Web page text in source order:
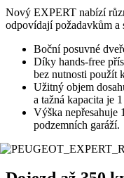
Nový EXPERT nabízí
odpovídají požadavkům a
Boční posuvné
Díky hands-free
bez nutnosti použít
Užitný objem
a tažná kapacita je
Výška nepřesahuje
podzemních garáží.